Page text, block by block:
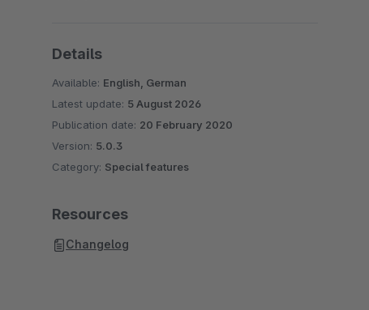
Details
Available: English, German
Latest update: 5 August 2026
Publication date: 20 February 2020
Version: 5.0.3
Category: Special features
Resources
Changelog